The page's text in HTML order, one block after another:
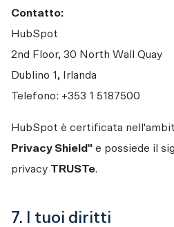
Contatto:
HubSpot
2nd Floor, 30 North Wall Quay
Dublino 1, Irlanda
Telefono: +353 1 5187500
HubSpot è certificata
Privacy Shield" e possiede il
privacy TRUSTe.
7. I tuoi diritti